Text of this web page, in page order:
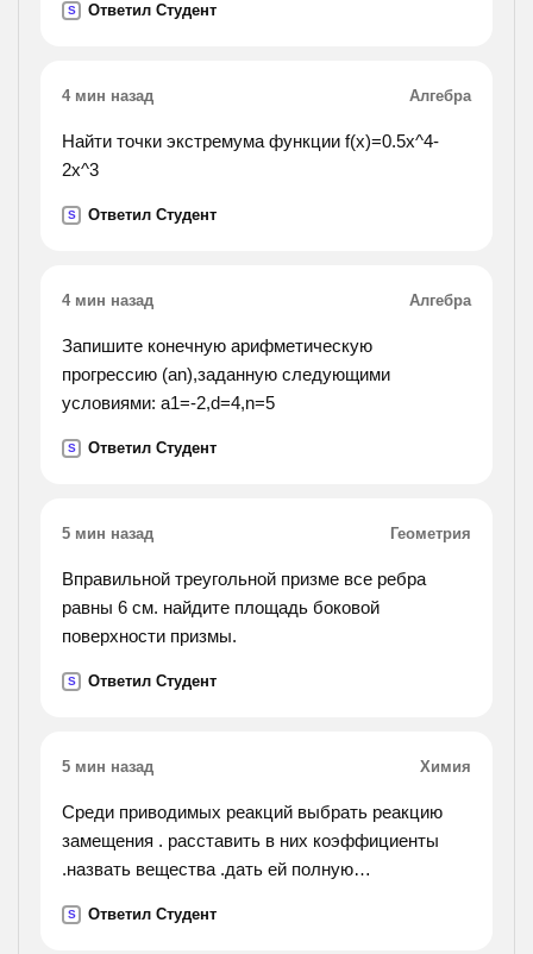
S Ответил Студент
4 мин назад Алгебра
Найти точки экстремума функции f(x)=0.5x^4-
2x^3
S Ответил Студент
4 мин назад Алгебра
Запишите конечную арифметическую
прогрессию (аn),заданную следующими
условиями: a1=-2,d=4,n=5
S Ответил Студент
5 мин назад Геометрия
Вправильной треугольной призме все ребра
равны 6 см. найдите площадь боковой
поверхности призмы.
S Ответил Студент
5 мин назад Химия
Среди приводимых реакций выбрать реакцию
замещения . расставить в них коэффициенты
.назвать вещества .дать ей полную
б)nacl+agno3=nano3+ag+q в)al(oh)3+al2o3+h2o-q
S Ответил Студент